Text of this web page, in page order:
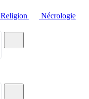
Religion
Nécrologie